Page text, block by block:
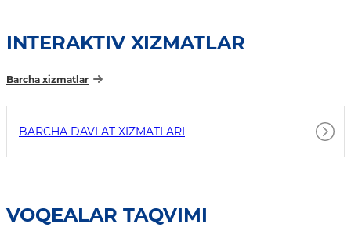
INTERAKTIV XIZMATLAR
Barcha xizmatlar
BARCHA DAVLAT XIZMATLARI
VOQEALAR TAQVIMI